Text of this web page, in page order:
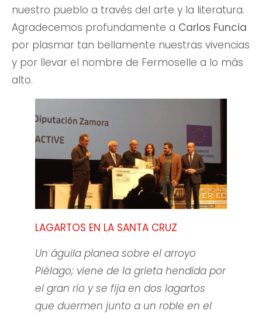
nuestro pueblo a través del arte y la literatura.
Agradecemos profundamente a Carlos Funcia
por plasmar tan bellamente nuestras vivencias
y por llevar el nombre de Fermoselle a lo más
alto.
LAGARTOS EN LA SANTA CRUZ
Un águila planea sobre el arroyo
Piélago; viene de la grieta hendida por
el gran río y se fija en dos lagartos
que duermen junto a un roble en el